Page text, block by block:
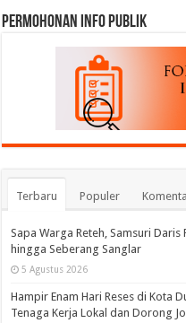
permohonan Info Publik
Terbaru Populer
Sapa Warga Reteh, Samsuri Daris
hingga Seberang Sanglar
5 Agustus 2026
Hampir Enam Hari Reses di Kota
Tenaga Kerja Lokal dan Dorong